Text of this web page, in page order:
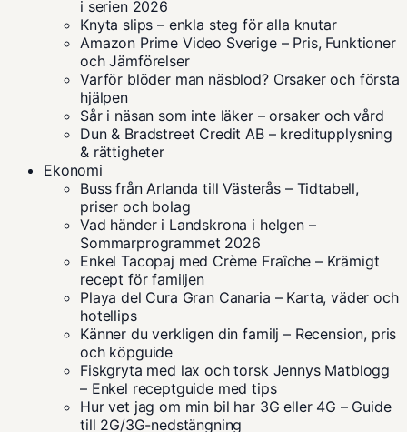
i serien 2026
Knyta slips – enkla steg för alla knutar
Amazon Prime Video Sverige – Pris, Funktioner
och Jämförelser
Varför blöder man näsblod? Orsaker och första
hjälpen
Sår i näsan som inte läker – orsaker och vård
Dun & Bradstreet Credit AB – kreditupplysning
& rättigheter
Ekonomi
Buss från Arlanda till Västerås – Tidtabell,
priser och bolag
Vad händer i Landskrona i helgen –
Sommarprogrammet 2026
Enkel Tacopaj med Crème Fraîche – Krämigt
recept för familjen
Playa del Cura Gran Canaria – Karta, väder och
hotellips
Känner du verkligen din familj – Recension, pris
och köpguide
Fiskgryta med lax och torsk Jennys Matblogg
– Enkel receptguide med tips
Hur vet jag om min bil har 3G eller 4G – Guide
till 2G/3G-nedstängning